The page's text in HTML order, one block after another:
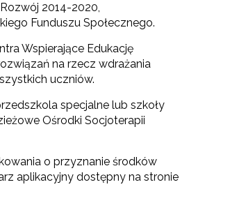
2014-2020,
Funduszu Społecznego.
Wspierające Edukację
na rzecz wdrażania
uczniów.
specjalne lub szkoły
Ośrodki Socjoterapii
o przyznanie środków
aplikacyjny dostępny na stronie